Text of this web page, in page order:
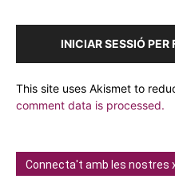
INICIAR SESSIÓ
This site uses Akismet to
comment data is processed.
Connecta't amb les nostres